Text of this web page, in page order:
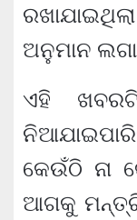
ଅନୁମାନ
ଏହି
କେଉଁଠି ନା
ଆଗକୁ